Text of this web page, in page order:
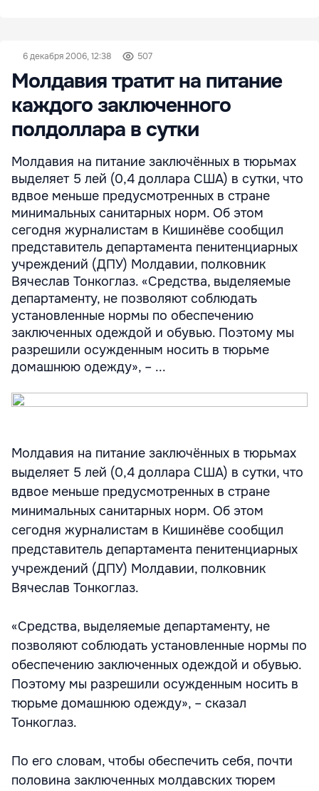
6 декабря 2006, 12:38 507
Молдавия тратит на питание
каждого заключенного
полдоллара в сутки
Молдавия на питание заключённых в тюрьмах
выделяет 5 лей (0,4 доллара США) в сутки, что
вдвое меньше предусмотренных в стране
минимальных санитарных норм. Об этом
сегодня журналистам в Кишинёве сообщил
представитель департамента пенитенциарных
учреждений (ДПУ) Молдавии, полковник
Вячеслав Тонкоглаз. «Средства, выделяемые
департаменту, не позволяют соблюдать
установленные нормы по обеспечению
заключенных одеждой и обувью. Поэтому мы
разрешили осужденным носить в тюрьме
домашнюю одежду», – ...
Молдавия на питание заключённых в тюрьмах
выделяет 5 лей (0,4 доллара США) в сутки, что
вдвое меньше предусмотренных в стране
минимальных санитарных норм. Об этом
сегодня журналистам в Кишинёве сообщил
представитель департамента пенитенциарных
учреждений (ДПУ) Молдавии, полковник
Вячеслав Тонкоглаз.
«Средства, выделяемые департаменту, не
позволяют соблюдать установленные нормы по
обеспечению заключенных одеждой и обувью.
Поэтому мы разрешили осужденным носить в
тюрьме домашнюю одежду», – сказал
Тонкоглаз.
По его словам, чтобы обеспечить себя, почти
половина заключенных молдавских тюрем